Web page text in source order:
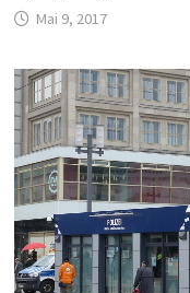
Mai 9, 2017